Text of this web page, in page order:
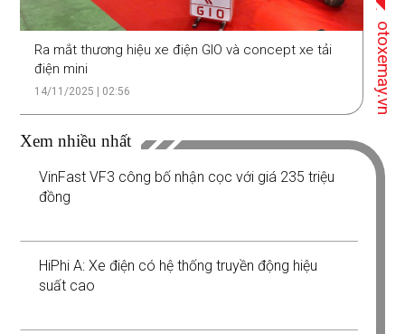
Ra mắt thương hiệu xe điện GIO và concept xe tải
điện mini
14/11/2025 | 02:56 otoxemay.vn
Xem nhiều nhất
VinFast VF3 công bố nhận cọc với giá 235 triệu
đồng
HiPhi A: Xe điện có hệ thống truyền động hiệu
suất cao